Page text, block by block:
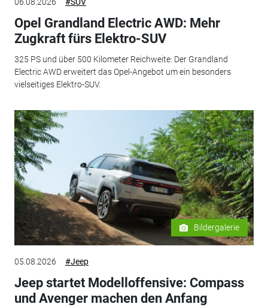
06.08.2026 #SUV
Opel Grandland Electric AWD: Mehr
Zugkraft fürs Elektro-SUV
325 PS und über 500 Kilometer Reichweite: Der Grandland
Electric AWD erweitert das Opel-Angebot um ein besonders
vielseitiges Elektro-SUV.
Bildergalerie
05.08.2026 #Jeep
Jeep startet Modelloffensive: Compass
und Avenger machen den Anfang